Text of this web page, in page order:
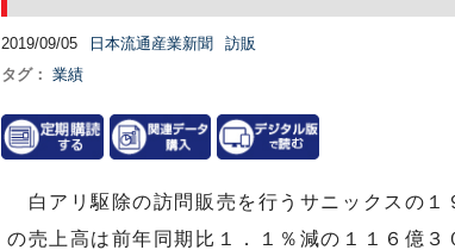
2019/09/05 日本流通産業新聞
訪販
タグ： 業績
白アリ駆除の訪問販売を行うサニックスの１
の売上高は前年同期比１．１％減の１１６億